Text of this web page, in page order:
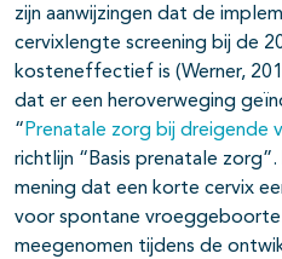
zijn aanwijzingen dat de
cervixlengte screening bij de
kosteneffectief is (Werner,
dat er een heroverweging
“ Prenatale zorg bij dreigende
richtlijn “Basis prenatale
mening dat een korte cervix
voor spontane
meegenomen tijdens de